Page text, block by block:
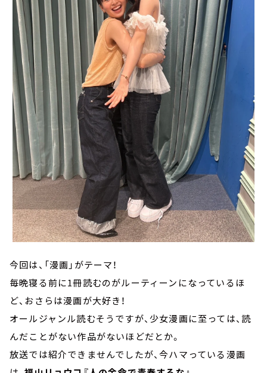
今回は、「漫画」がテーマ！
毎晩寝る前に1冊読むのがルーティーンになっているほ
ど、おさらは漫画が大好き！
オールジャンル読むそうですが、少女漫画に至っては、読
んだことがない作品がないほどだとか。
放送では紹介できませんでしたが、今ハマっている漫画